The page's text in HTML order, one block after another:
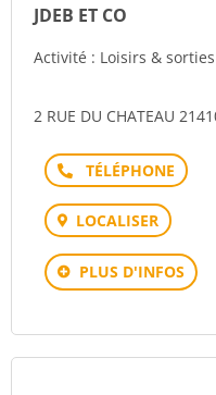
JDEB ET CO
Activité : Loisirs &
2 RUE DU CHATEAU
Téléphone
LOCALISER
PLUS D'INFOS